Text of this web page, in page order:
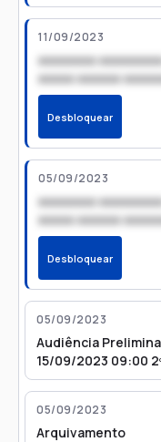
11/09/2023
xxxxxxxx
xxxxx xxxxxx
Desbloquear
05/09/2023
xxxxxxxx
xxxxx xxxxxx
Desbloquear
05/09/2023
Audiência
15/09/2023 09:00
Criminal da
05/09/2023
Arquivamento